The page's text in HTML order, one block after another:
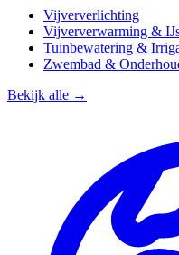
Vijververlichting
Vijververwarming &
Tuinbewatering &
Zwembad &
Bekijk alle →